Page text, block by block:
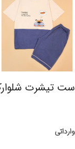
ست تیشرت
وارداتی